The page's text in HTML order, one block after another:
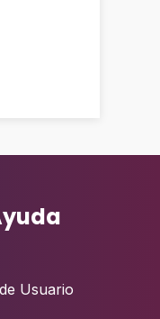
Usuario